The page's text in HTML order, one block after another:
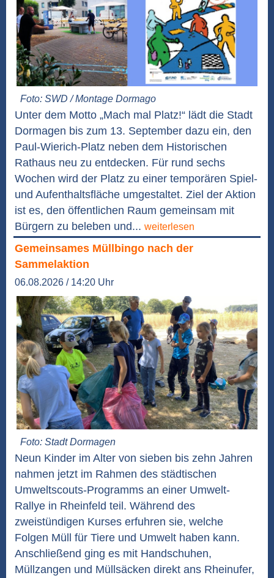
Foto: SWD / Montage Dormago
Unter dem Motto „Mach mal Platz!“ lädt die Stadt
Dormagen bis zum 13. September dazu ein, den
Paul-Wierich-Platz neben dem Historischen
Rathaus neu zu entdecken. Für rund sechs
Wochen wird der Platz zu einer temporären Spiel-
und Aufenthaltsfläche umgestaltet. Ziel der Aktion
ist es, den öffentlichen Raum gemeinsam mit
Bürgern zu beleben und... weiterlesen
Gemeinsames Müllbingo nach der
Sammelaktion
06.08.2026 / 14:20 Uhr
Foto: Stadt Dormagen
Neun Kinder im Alter von sieben bis zehn Jahren
nahmen jetzt im Rahmen des städtischen
Umweltscouts-Programms an einer Umwelt-
Rallye in Rheinfeld teil. Während des
zweistündigen Kurses erfuhren sie, welche
Folgen Müll für Tiere und Umwelt haben kann.
Anschließend ging es mit Handschuhen,
Müllzangen und Müllsäcken direkt ans Rheinufer,